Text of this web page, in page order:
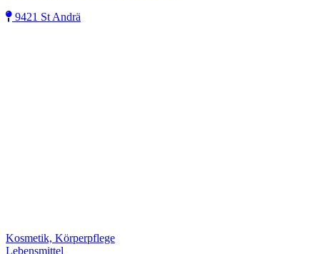
9421 St Andrä
Kosmetik, Körperpflege
Lebensmittel